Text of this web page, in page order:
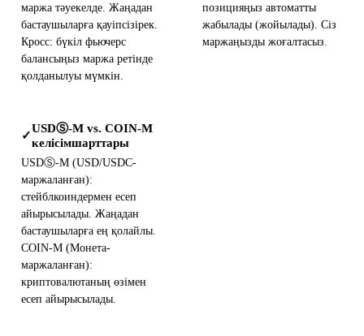
маржа тәуекелде. Жаңадан
бастаушыларға қауіпсізірек.
Кросс: бүкіл фьючерс
балансыңыз маржа ретінде
қолданылуы мүмкін.
позицияңыз автоматты
жабылады (жойылады). Сіз
маржаңызды жоғалтасыз.
✓
USDⓈ-M vs. COIN-M
келісімшарттары
USDⓈ-M (USD/USDC-
маржаланған):
стейблкоиндермен есеп
айырысылады. Жаңадан
бастаушыларға ең қолайлы.
COIN-M (Монета-
маржаланған):
криптовалютаның өзімен
есеп айырысылады.